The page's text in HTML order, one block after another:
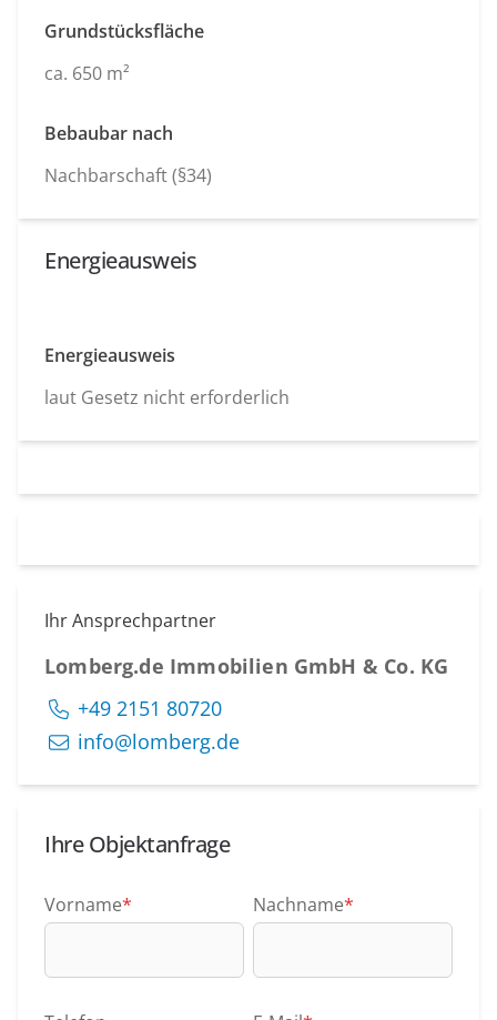
Grundstücksfläche
ca. 650 m²
Bebaubar nach
Nachbarschaft (§34)
Energieausweis
Energieausweis
laut Gesetz nicht erforderlich
Ihr Ansprechpartner
Lomberg.de Immobilien GmbH & Co. KG
+49 2151 80720
info@lomberg.de
Ihre Objektanfrage
Vorname* Nachname*